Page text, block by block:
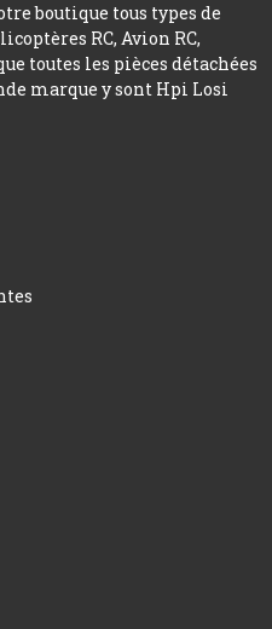
boutique tous types de
RC, Avion RC,
toutes les pièces détachées
marque y sont Hpi Losi